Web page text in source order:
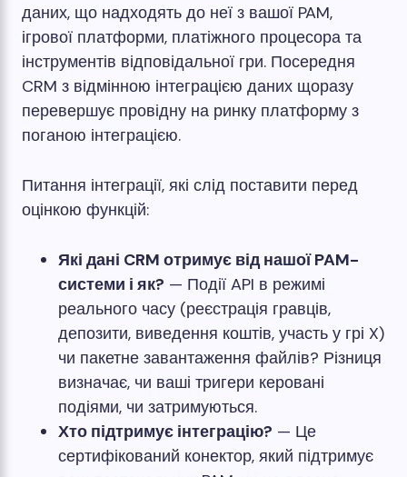
даних, що надходять до неї з вашої PAM,
ігрової платформи, платіжного процесора та
інструментів відповідальної гри. Посередня
CRM з відмінною інтеграцією даних щоразу
перевершує провідну на ринку платформу з
поганою інтеграцією.
Питання інтеграції, які слід поставити перед
оцінкою функцій:
Які дані CRM отримує від нашої PAM-
системи і як? — Події API в режимі
реального часу (реєстрація гравців,
депозити, виведення коштів, участь у грі X)
чи пакетне завантаження файлів? Різниця
визначає, чи ваші тригери керовані
подіями, чи затримуються.
Хто підтримує інтеграцію? — Це
сертифікований конектор, який підтримує